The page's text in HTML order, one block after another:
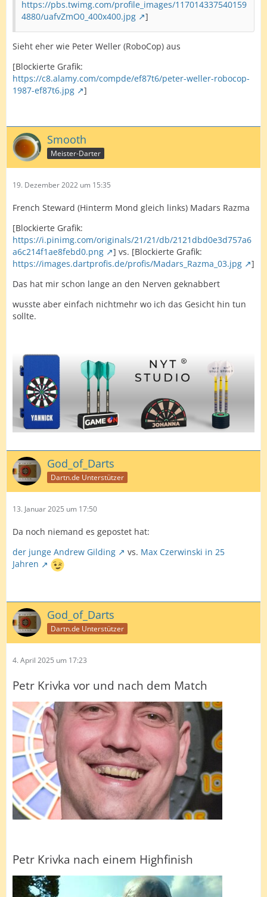
https://pbs.twimg.com/profile_images/117014337540159
4880/uafvZmO0_400x400.jpg
]
Sieht eher wie Peter Weller (RoboCop) aus
[Blockierte Grafik:
https://c8.alamy.com/compde/ef87t6/peter-weller-robocop-
1987-ef87t6.jpg
]
Smooth
Meister-Darter
19. Dezember 2022 um 15:35
French Steward (Hinterm Mond gleich links) Madars Razma
[Blockierte Grafik:
https://i.pinimg.com/originals/21/21/db/2121dbd0e3d757a6
a6c214f1ae8febd0.png
] vs. [Blockierte Grafik:
https://images.dartprofis.de/profis/Madars_Razma_03.jpg
]
Das hat mir schon lange an den Nerven geknabbert
wusste aber einfach nichtmehr wo ich das Gesicht hin tun
sollte.
God_of_Darts
Dartn.de Unterstützer
13. Januar 2025 um 17:50
Da noch niemand es gepostet hat:
der junge Andrew Gilding
vs. Max Czerwinski in 25
Jahren
God_of_Darts
Dartn.de Unterstützer
4. April 2025 um 17:23
Petr Krivka vor und nach dem Match
Petr Krivka nach einem Highfinish